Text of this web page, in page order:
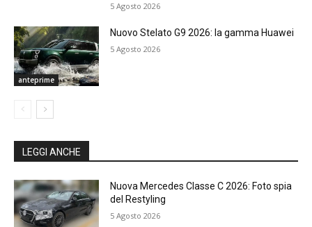
5 Agosto 2026
anteprime
Nuovo Stelato G9 2026: la gamma Huawei
5 Agosto 2026
LEGGI ANCHE
Nuova Mercedes Classe C 2026: Foto spia
del Restyling
5 Agosto 2026